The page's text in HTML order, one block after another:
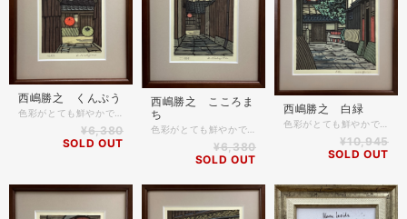
西嶋勝之 くんぷう
色彩がとても鮮やかで大人気の西嶋勝之先生の木版画です。 祇園の路地を面白い構図で描かれた風情あふれる作品です。 京の景色をぜひご自宅でもお楽しみください✨ ＊商品詳細 木版画 作家名 西嶋勝之 作品名 くんぷう 額縁 木製 ベルデ ブラウン色 マット付き 表面ガラス仕様 額縁外寸 約27.2cm×22.2cm 作品部分寸法 約17.5cm×11.8cm
¥6,380
SOLD OUT
西嶋勝之 こころま
ち
¥6,380
SOLD OUT
西嶋勝之 白緑
¥10,945
SOLD OUT